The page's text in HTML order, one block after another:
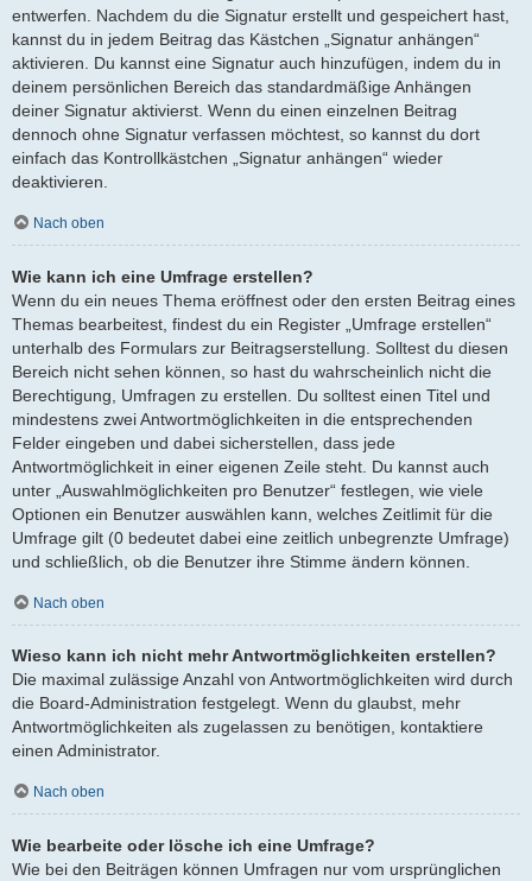
entwerfen. Nachdem du die Signatur erstellt und gespeichert hast,
kannst du in jedem Beitrag das Kästchen „Signatur anhängen“
aktivieren. Du kannst eine Signatur auch hinzufügen, indem du in
deinem persönlichen Bereich das standardmäßige Anhängen
deiner Signatur aktivierst. Wenn du einen einzelnen Beitrag
dennoch ohne Signatur verfassen möchtest, so kannst du dort
einfach das Kontrollkästchen „Signatur anhängen“ wieder
deaktivieren.
Nach oben
Wie kann ich eine Umfrage erstellen?
Wenn du ein neues Thema eröffnest oder den ersten Beitrag eines
Themas bearbeitest, findest du ein Register „Umfrage erstellen“
unterhalb des Formulars zur Beitragserstellung. Solltest du diesen
Bereich nicht sehen können, so hast du wahrscheinlich nicht die
Berechtigung, Umfragen zu erstellen. Du solltest einen Titel und
mindestens zwei Antwortmöglichkeiten in die entsprechenden
Felder eingeben und dabei sicherstellen, dass jede
Antwortmöglichkeit in einer eigenen Zeile steht. Du kannst auch
unter „Auswahlmöglichkeiten pro Benutzer“ festlegen, wie viele
Optionen ein Benutzer auswählen kann, welches Zeitlimit für die
Umfrage gilt (0 bedeutet dabei eine zeitlich unbegrenzte Umfrage)
und schließlich, ob die Benutzer ihre Stimme ändern können.
Nach oben
Wieso kann ich nicht mehr Antwortmöglichkeiten erstellen?
Die maximal zulässige Anzahl von Antwortmöglichkeiten wird durch
die Board-Administration festgelegt. Wenn du glaubst, mehr
Antwortmöglichkeiten als zugelassen zu benötigen, kontaktiere
einen Administrator.
Nach oben
Wie bearbeite oder lösche ich eine Umfrage?
Wie bei den Beiträgen können Umfragen nur vom ursprünglichen